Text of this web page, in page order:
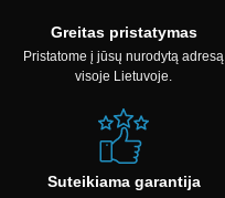
Greitas pristatymas
Pristatome į jūsų nurodytą adresą
visoje Lietuvoje.
Suteikiama garantija